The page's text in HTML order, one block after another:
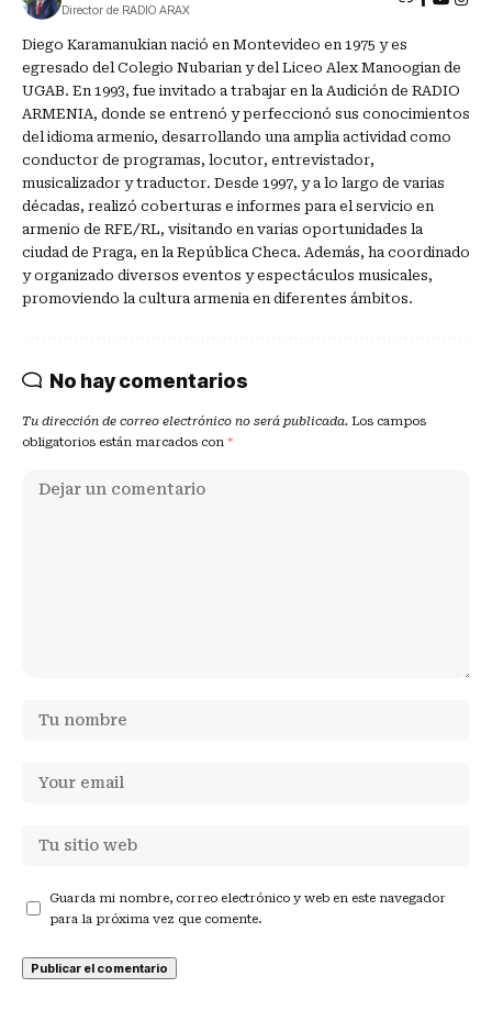
Director de RADIO ARAX
Diego Karamanukian nació en Montevideo en 1975 y es
egresado del Colegio Nubarian y del Liceo Alex Manoogian de
UGAB. En 1993, fue invitado a trabajar en la Audición de RADIO
ARMENIA, donde se entrenó y perfeccionó sus conocimientos
del idioma armenio, desarrollando una amplia actividad como
conductor de programas, locutor, entrevistador,
musicalizador y traductor. Desde 1997, y a lo largo de varias
décadas, realizó coberturas e informes para el servicio en
armenio de RFE/RL, visitando en varias oportunidades la
ciudad de Praga, en la República Checa. Además, ha coordinado
y organizado diversos eventos y espectáculos musicales,
promoviendo la cultura armenia en diferentes ámbitos.
No hay comentarios
Tu dirección de correo electrónico no será publicada. Los campos
obligatorios están marcados con *
Guarda mi nombre, correo electrónico y web en este navegador
para la próxima vez que comente.